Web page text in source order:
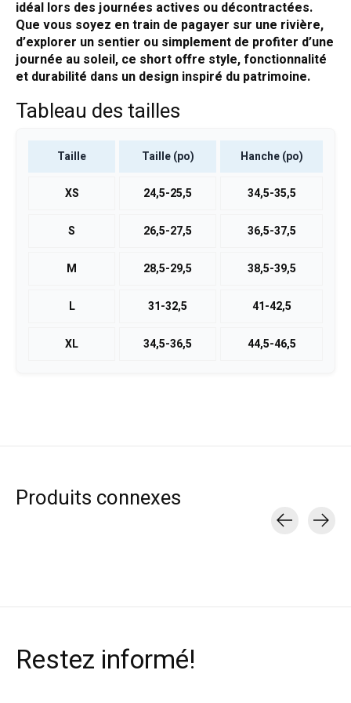
idéal lors des journées actives ou décontractées.
Que vous soyez en train de pagayer sur une rivière,
d’explorer un sentier ou simplement de profiter d’une
journée au soleil, ce short offre style, fonctionnalité
et durabilité dans un design inspiré du patrimoine.
Tableau des tailles
Taille Taille (po) Hanche (po)
XS 24,5-25,5 34,5-35,5
S 26,5-27,5 36,5-37,5
M 28,5-29,5 38,5-39,5
L 31-32,5 41-42,5
XL 34,5-36,5 44,5-46,5
Produits connexes
Restez informé!